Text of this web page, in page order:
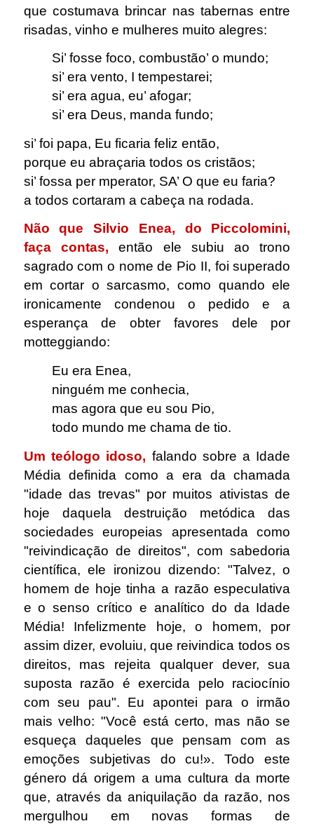
que costumava brincar nas tabernas entre
risadas, vinho e mulheres muito alegres:
Si’ fosse foco, combustão’ o mundo;
si’ era vento, I tempestarei;
si’ era agua, eu’ afogar;
si’ era Deus, manda fundo;
si’ foi papa, Eu ficaria feliz então,
porque eu abraçaria todos os cristãos;
si’ fossa per mperator, SA’ O que eu faria?
a todos cortaram a cabeça na rodada.
Não que Silvio Enea, do Piccolomini,
faça contas,
então ele subiu ao trono
sagrado com o nome de Pio II, foi superado
em cortar o sarcasmo, como quando ele
ironicamente condenou o pedido e a
esperança de obter favores dele por
motteggiando:
Eu era Enea,
ninguém me conhecia,
mas agora que eu sou Pio,
todo mundo me chama de tio.
Um teólogo idoso, falando sobre a Idade
Média definida como a era da chamada
"idade das trevas" por muitos ativistas de
hoje daquela destruição metódica das
sociedades europeias apresentada como
"reivindicação de direitos", com sabedoria
científica, ele ironizou dizendo: "Talvez, o
homem de hoje tinha a razão especulativa
e o senso crítico e analítico do da Idade
Média! Infelizmente hoje, o homem, por
assim dizer, evoluiu, que reivindica todos os
direitos, mas rejeita qualquer dever, sua
suposta razão é exercida pelo raciocínio
com seu pau". Eu apontei para o irmão
mais velho: "Você está certo, mas não se
esqueça daqueles que pensam com as
emoções subjetivas do cu!». Todo este
género dá origem a uma cultura da morte
que, através da aniquilação da razão, nos
mergulhou em novas formas de